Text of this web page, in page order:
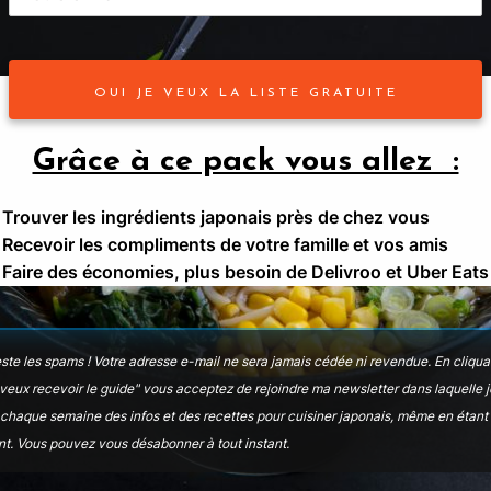
OUI JE VEUX LA LISTE GRATUITE
Grâce à ce pack vous allez :
Trouver les ingrédients japonais près de chez vous
Recevoir les compliments de votre famille et vos amis
Faire des économies, plus besoin de Delivroo et Uber Eats
les spams ! Votre adresse e-mail ne sera jamais cédée ni revendue. En
recevoir le guide" vous acceptez de rejoindre ma newsletter dans laquelle
semaine des infos et des recettes pour cuisiner japonais, même en étant
. Vous pouvez vous désabonner à tout instant.